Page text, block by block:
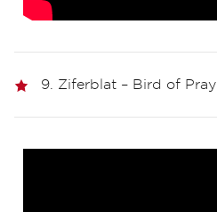
9. Ziferblat – Bird of Pray